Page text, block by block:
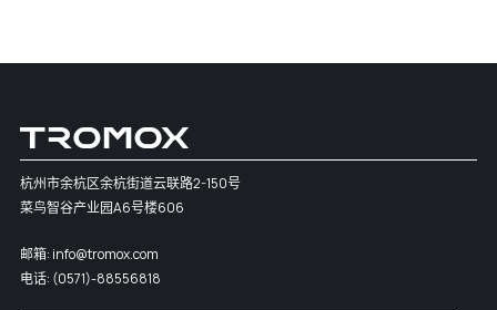
杭州市余杭区余杭街道云联路2-150号
菜鸟智谷产业园A6号楼606
邮箱: info@tromox.com
电话: (0571)-88556818